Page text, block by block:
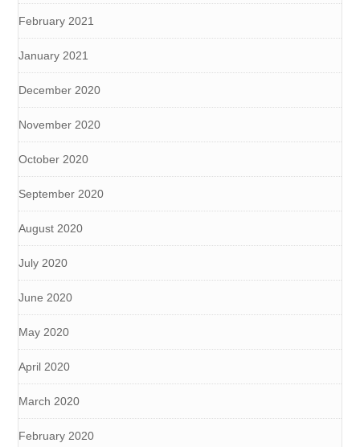
February 2021
January 2021
December 2020
November 2020
October 2020
September 2020
August 2020
July 2020
June 2020
May 2020
April 2020
March 2020
February 2020